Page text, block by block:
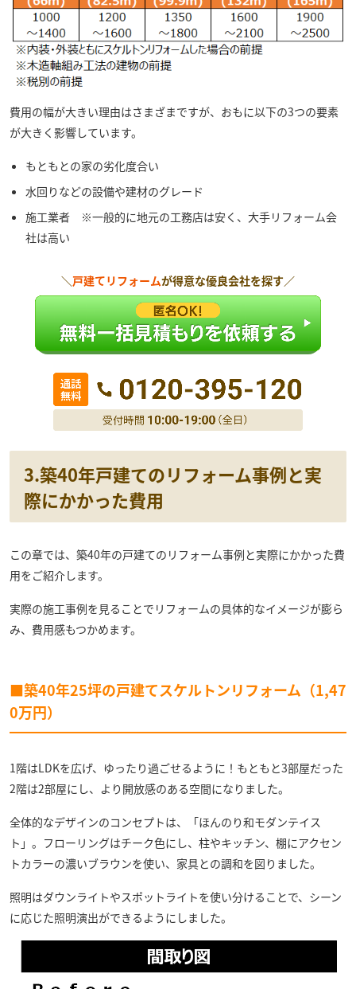
費用の幅が大きい理由はさまざまですが、おもに以下の3つの要素
が大きく影響しています。
もともとの家の劣化度合い
水回りなどの設備や建材のグレード
施工業者 ※一般的に地元の工務店は安く、大手リフォーム会
社は高い
＼戸建てリフォームが得意な優良会社を探す／
3.築40年戸建てのリフォーム事例と実
際にかかった費用
この章では、築40年の戸建てのリフォーム事例と実際にかかった費
用をご紹介します。
実際の施工事例を見ることでリフォームの具体的なイメージが膨ら
み、費用感もつかめます。
■築40年25坪の戸建てスケルトンリフォーム（1,47
0万円）
1階はLDKを広げ、ゆったり過ごせるように！もともと3部屋だった
2階は2部屋にし、より開放感のある空間になりました。
全体的なデザインのコンセプトは、「ほんのり和モダンテイス
ト」。フローリングはチーク色にし、柱やキッチン、棚にアクセン
トカラーの濃いブラウンを使い、家具との調和を図りました。
照明はダウンライトやスポットライトを使い分けることで、シーン
に応じた照明演出ができるようにしました。